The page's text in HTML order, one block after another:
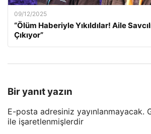
09/12/2025
“Ölüm Haberiyle Yıkıldılar! Aile
Çıkıyor”
Bir yanıt yazın
E-posta adresiniz yayınlanmayacak.
ile işaretlenmişlerdir